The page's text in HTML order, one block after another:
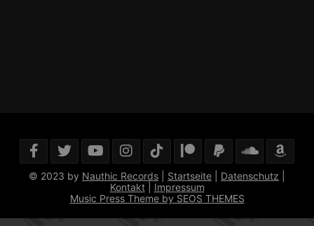
© 2023 by Nauthic Records Startseite Datenschutz
Kontakt| Impressum
Music Press Theme by SEOS THEMES